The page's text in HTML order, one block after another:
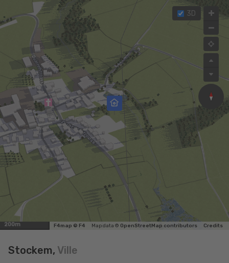
3D
200m F4map © F4 Map data © OpenStreetMap contributors Credits
Stockem, Ville